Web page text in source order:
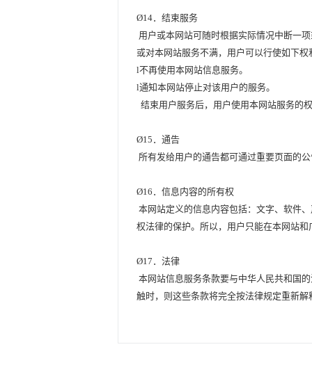
Ø14．结束服务
用户或本网站可随时根据实际情况中断一
或对本网站服务不满，用户可以行使如下权
l不再使用本网站信息服务。
l通知本网站停止对该用户的服务。
结束用户服务后，用户使用本网站服务的
Ø15 ．通告
所有发给用户的通告都可通过重要页面的
Ø16 ．信息内容的所有权
本网站定义的信息内容包括：文字、软件
权法律的保护。所以，用户只能在本网站
Ø17 ．法律
本网站信息服务条款要与中华人民共和国
触时，则这些条款将完全按法律规定重新